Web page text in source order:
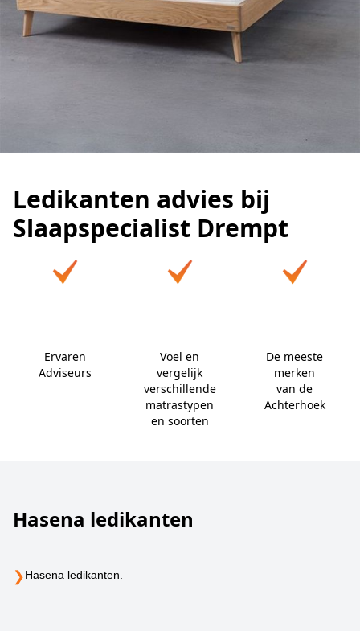
Ledikanten advies bij
Slaapspecialist Drempt
Ervaren
Adviseurs
Voel en
vergelijk
verschillende
matrastypen
en soorten
De meeste
merken
van de
Achterhoek
Hasena ledikanten
❯Hasena ledikanten.